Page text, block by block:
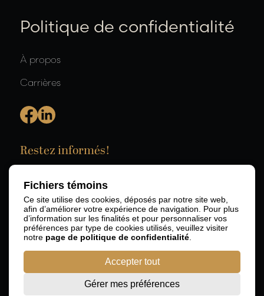
Politique de confidentialité
À propos
Carrières
Restez informés!
© 2026 RBD Avocats SENCRL.
Fichiers témoins
Ce site utilise des cookies, déposés par notre site web,
afin d’améliorer votre expérience de navigation. Pour plus
d’information sur les finalités et pour personnaliser vos
préférences par type de cookies utilisés, veuillez visiter
notre page de politique de confidentialité
Accepter tout
Gérer mes préférences